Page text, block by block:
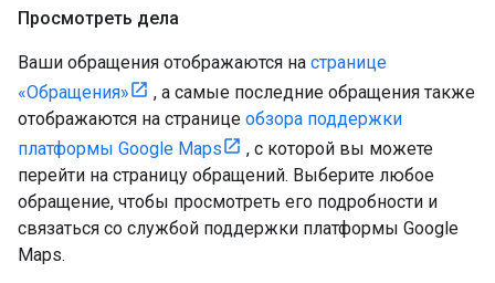
Просмотреть дела
Ваши обращения отображаются на странице
«Обращения»
, а самые последние обращения также
отображаются на странице обзора поддержки
платформы Google Maps
, с которой вы можете
перейти на страницу обращений. Выберите любое
обращение, чтобы просмотреть его подробности и
связаться со службой поддержки платформы Google
Maps.